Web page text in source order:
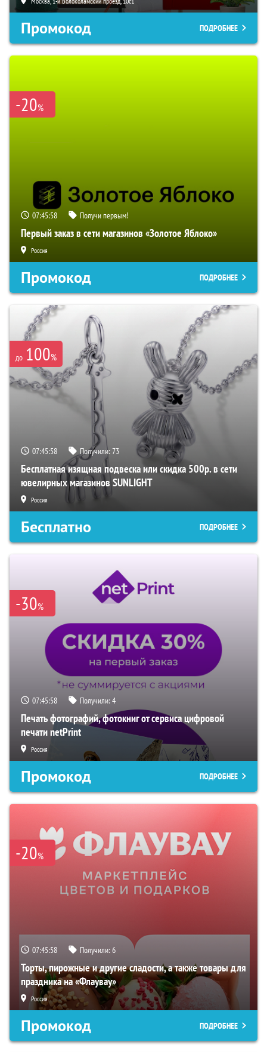
Промокод ПОДРОБНЕЕ
-20%
07:45:57 Получи первым!
Первый заказ в сети магазинов «Золотое Яблоко»
Россия
Промокод ПОДРОБНЕЕ
до 100%
07:45:57 Получили:73
Бесплатная изящная подвеска или скидка 500р. в сети
ювелирных магазинов SUNLIGHT
Россия
Бесплатно ПОДРОБНЕЕ
-30%
07:45:57 Получили:4
Печать фотографий, фотокниг от сервиса цифровой
печати netPrint
Россия
Промокод ПОДРОБНЕЕ
-20%
07:45:57 Получили:6
Торты, пирожные и другие сладости, а также товары для
праздника на «Флаувау»
Россия
Промокод ПОДРОБНЕЕ